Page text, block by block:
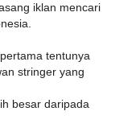
iklan mencari
tentunya
stringer yang
besar daripada